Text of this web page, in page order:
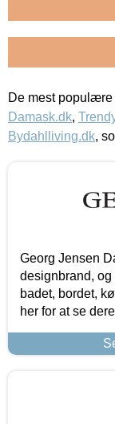
De mest
Damask.dk,
Bydahlliving.dk,
Georg Jensen
designbrand, og
badet, bordet,
her for at se